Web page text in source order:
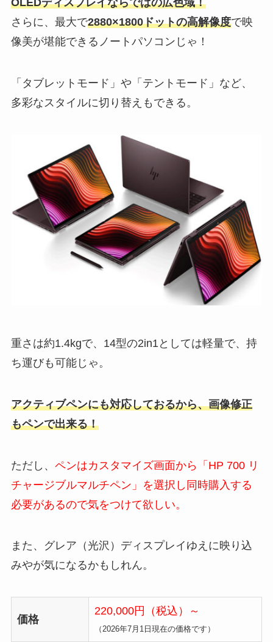
OLEDディスプレイならではの広色域！
さらに、最大で2880×1800ドットの高解像度で映
像美が堪能できるノートパソコンじゃ！
「タブレットモード」や「テントモード」など、
多彩なスタイルに切り替えもできる。
重さは約1.4kgで、14型の2in1としては軽量で、持
ち運びも可能じゃ。
アクティブペンにも対応しておるから、画像修正
もペンで出来る！
ただし、 ペンはカスタマイズ画面から「HP 700 リ
チャージブルマルチペン」を選択し同時購入する
必要があるので気をつけて欲しい。
また、グレア（光沢）ディスプレイゆえに映り込
みやが気になるかもしれん。
価格
220,000円（税込）～
（2026年7月1日現在の価格です）